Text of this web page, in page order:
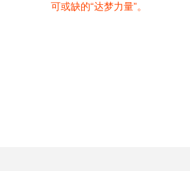
可或缺的“达梦力量”。